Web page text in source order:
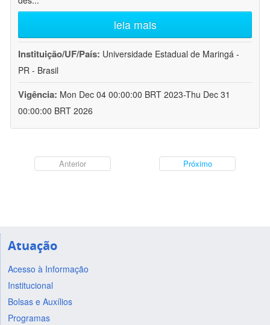
leia mais
Instituição/UF/País: Universidade Estadual de Maringá -
PR - Brasil
Vigência: Mon Dec 04 00:00:00 BRT 2023-Thu Dec 31
00:00:00 BRT 2026
Anterior Próximo
Atuação
Acesso à Informação
Institucional
Bolsas e Auxílios
Programas